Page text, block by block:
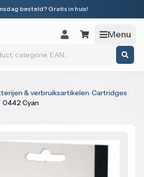
besteld? Gratis in huis!
Menu
& verbruiksartikelen›Cartridges›
0442 Cyan